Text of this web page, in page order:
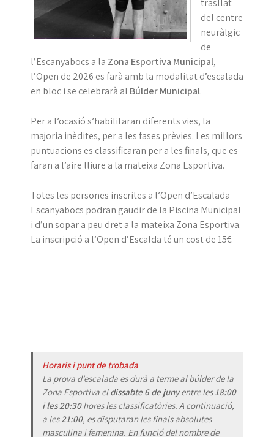
trasllat
del centre
neuràlgic
de
l’Escanyabocs a la Zona Esportiva Municipal,
l’Open de 2026 es farà amb la modalitat d’escalada
en bloc i se celebrarà al Búlder Municipal.
Per a l’ocasió s’habilitaran diferents vies, la
majoria inèdites, per a les fases prèvies. Les millors
puntuacions es classificaran per a les finals, que es
faran a l’aire lliure a la mateixa Zona Esportiva.
Totes les persones inscrites a l’Open d’Escalada
Escanyabocs podran gaudir de la Piscina Municipal
i d’un sopar a peu dret a la mateixa Zona Esportiva.
La inscripció a l’Open d’Escalda té un cost de 15€.
Horaris i punt de trobada
La prova d’escalada es durà a terme al búlder de la
Zona Esportiva eldissabte 6 de junyentre les18:00
i les 20:30hores les classificatòries. A continuació,
a les21:00, es disputaran les finals absolutes
masculina i femenina. En funció del nombre de